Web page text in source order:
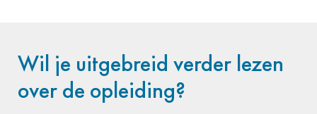
Wil je uitgebreid verder lezen
over de opleiding?